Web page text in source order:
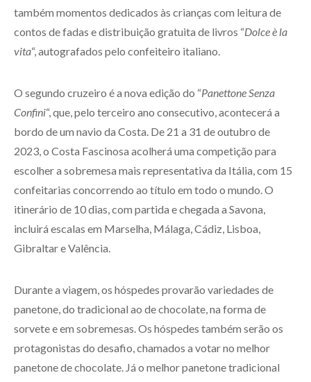
também momentos dedicados às crianças com leitura de
contos de fadas e distribuição gratuita de livros “Dolce è la
vita“, autografados pelo confeiteiro italiano.
O segundo cruzeiro é a nova edição do “Panettone Senza
Confini“, que, pelo terceiro ano consecutivo, acontecerá a
bordo de um navio da Costa. De 21 a 31 de outubro de
2023, o Costa Fascinosa acolherá uma competição para
escolher a sobremesa mais representativa da Itália, com 15
confeitarias concorrendo ao título em todo o mundo. O
itinerário de 10 dias, com partida e chegada a Savona,
incluirá escalas em Marselha, Málaga, Cádiz, Lisboa,
Gibraltar e Valência.
Durante a viagem, os hóspedes provarão variedades de
panetone, do tradicional ao de chocolate, na forma de
sorvete e em sobremesas. Os hóspedes também serão os
protagonistas do desafio, chamados a votar no melhor
panetone de chocolate. Já o melhor panetone tradicional